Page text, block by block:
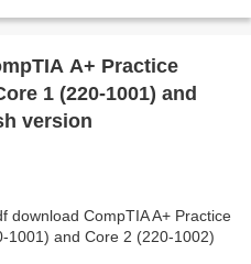
A+ Practice
1 (220-1001) and
version